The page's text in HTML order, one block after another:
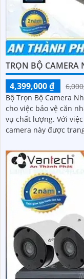
TRỌN BỘ CAMERA
4,399,000 ₫
Bộ Trọn Bộ Camera
cho việc bảo vệ căn
vụ chất lượng. Với việc áp dụng công nghệ mới nhất, bộ
camera này được